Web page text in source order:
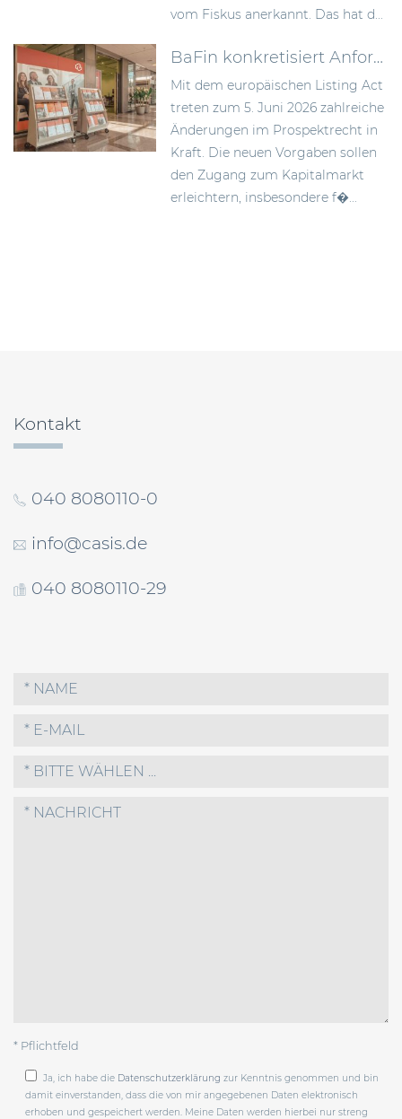
vom Fiskus anerkannt. Das hat d...
BaFin konkretisiert Anforderungen an Wertpapierprospekte im Zuge des Listing Act
Mit dem europäischen Listing Act
treten zum 5. Juni 2026 zahlreiche
Änderungen im Prospektrecht in
Kraft. Die neuen Vorgaben sollen
den Zugang zum Kapitalmarkt
erleichtern, insbesondere f�...
Kontakt
040 8080110-0
info@casis.de
040 8080110-29
* BITTE WÄHLEN ...
* Pflichtfeld
Ja, ich habe die Datenschutzerklärung zur Kenntnis genommen und bin
damit einverstanden, dass die von mir angegebenen Daten elektronisch
erhoben und gespeichert werden. Meine Daten werden hierbei nur streng